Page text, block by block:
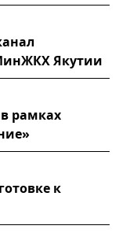
Якутии
рамках
к